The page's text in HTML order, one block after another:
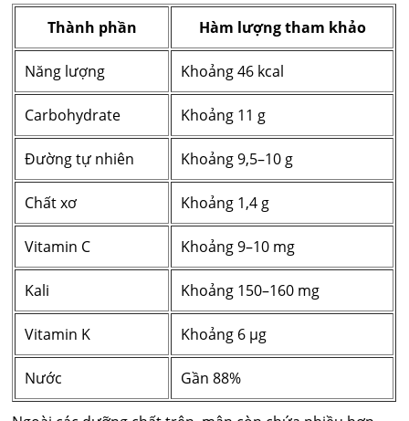
Thành phần Hàm lượng tham khảo
Năng lượng Khoảng 46 kcal
Carbohydrate Khoảng 11 g
Đường tự nhiên Khoảng 9,5–10 g
Chất xơ Khoảng 1,4 g
Vitamin C Khoảng 9–10 mg
Kali Khoảng 150–160 mg
Vitamin K Khoảng 6 µg
Nước Gần 88%